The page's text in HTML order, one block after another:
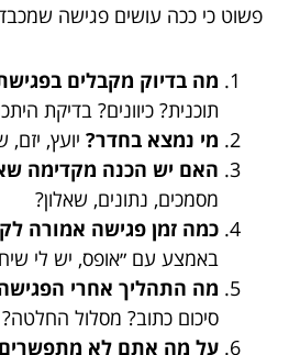
פשוט כי ככה עושים פגישה
מה בדיוק מקבלים
תוכנית? כיוונים? בדיקת
מי נמצא בחדר? יועץ,
האם יש הכנה מקדימה
מסמכים, נתונים, שאלון?
כמה זמן פגישה אמורה
באמצע עם ״אופס, יש לי
מה התהליך אחרי
סיכום כתוב? מסלול החלטה?
על מה אתם לא